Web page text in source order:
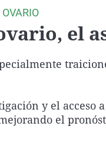
el
Operación Viuda
Negra
Navarra
el
y el acceso
el